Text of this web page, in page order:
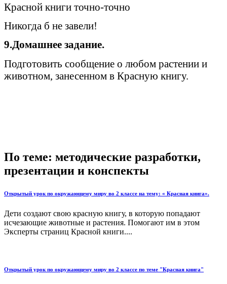
Красной книги точно-точно
Никогда б не завели!
9.Домашнее задание.
Подготовить сообщение о любом растении и
животном, занесенном в Красную книгу.
По теме: методические разработки,
презентации и конспекты
Открытый урок по окружающему миру во 2 классе на тему: « Красная книга».
Дети создают свою красную книгу, в которую попадают
исчезающие животные и растения. Помогают им в этом
Эксперты страниц Красной книги....
Открытый урок по окружающему миру во 2 классе по теме "Красная книга"